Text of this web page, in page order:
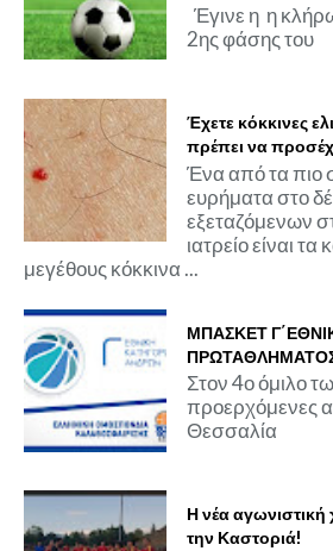
Έγινε η η
2ης φάσης του
Έχετε κόκκινες
πρέπει να
Ένα από τα πιο
ευρήματα στο
εξεταζόμενων
ιατρείο είναι
μεγέθους κόκκινα ...
ΜΠΑΣΚΕΤ
Στον 4ο όμιλο
προερχόμενες
Θεσσαλία
Η νέα αγωνιστική
την Καστοριά!